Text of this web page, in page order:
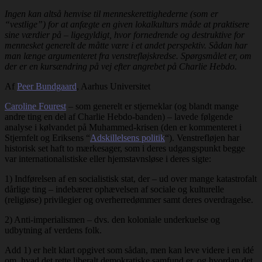
Ingen kan altså henvise til menneskerettighederne (som er
“vestlige”) for at anfægte en given lokalkulturs måde at praktisere
sine værdier på – ligegyldigt, hvor fornedrende og destruktive for
mennesket generelt de måtte være i et andet perspektiv. Sådan har
man længe argumenteret fra venstrefløjskredse. Spørgsmålet er, om
der er en kursændring på vej efter angrebet på Charlie Hebdo.
Af Peer Bundgaard, Aarhus Universitet
Caroline Fourest – som generelt er stjerneklar (og blandt mange
andre ting en del af Charlie Hebdo-banden) – lavede følgende
analyse i kølvandet på Muhammed-krisen (den er kommenteret i
Stjernfelt og Eriksens “Adskillelsens politik“). Venstrefløjen har
historisk set haft to mærkesager, som i deres udgangspunkt begge
var internationalistiske eller hjemstavnsløse i deres sigte:
1) Indførelsen af en socialistisk stat, der – ud over mange katastrofalt
dårlige ting – indebærer ophævelsen af sociale og kulturelle
(religiøse) privilegier og overherredømmer samt deres overdragelse.
2) Anti-imperialismen – dvs. den koloniale underkuelse og
udbytning af verdens folk.
Add 1) er helt klart opgivet som sådan, men kan leve videre i en idé